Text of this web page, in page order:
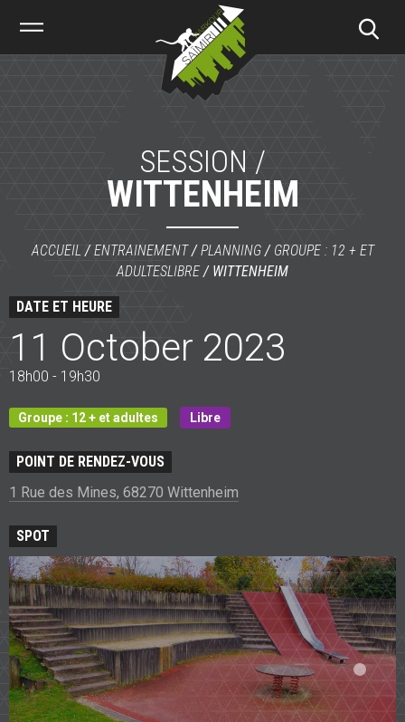
Parkour
SESSION /
WITTENHEIM
ACCUEIL /ENTRAINEMENT/PLANNING/ GROUPE : 12 + ET
ADULTESLIBRE / WITTENHEIM
DATE ET HEURE
11 October 2023
18h00 - 19h30
Groupe : 12 + et adultes Libre
POINT DE RENDEZ-VOUS
1 Rue des Mines, 68270 Wittenheim
SPOT